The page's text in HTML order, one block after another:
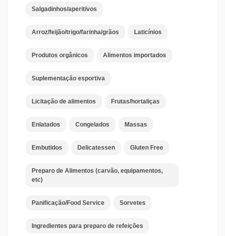
Salgadinhos/aperitivos
Arroz/feijão/trigo/farinha/grãos Laticínios
Produtos orgânicos Alimentos importados
Suplementação esportiva
Licitação de alimentos Frutas/hortaliças
Enlatados Congelados Massas
Embutidos Delicatessen Gluten Free
Preparo de Alimentos (carvão, equipamentos,
etc)
Panificação/Food Service Sorvetes
Ingredientes para preparo de refeições